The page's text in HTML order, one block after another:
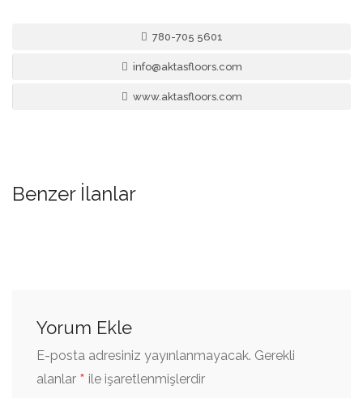
780-705 5601
info@aktasfloors.com
www.aktasfloors.com
Benzer İlanlar
Yorum Ekle
E-posta adresiniz yayınlanmayacak. Gerekli
alanlar * ile işaretlenmişlerdir